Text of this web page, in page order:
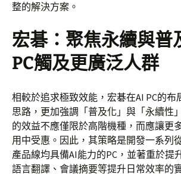
整的解決方案。
宏碁：聚焦永續與普
PC觸及更廣泛人群
相較於追求極致效能，宏碁在AI PC的布
思路，更加強調「普及化」與「永續性
的效益不應僅限於高階機種，而應讓更
用中受惠。因此，其策略是開發一系列
產品線均具備AI能力的PC，並著重於提
語言翻譯、會議摘要等提升日常效率的